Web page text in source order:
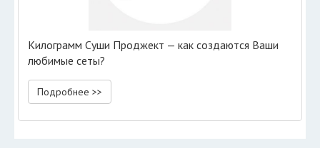
Килограмм Суши Проджект — как создаются Ваши
любимые сеты?
Подробнее >>